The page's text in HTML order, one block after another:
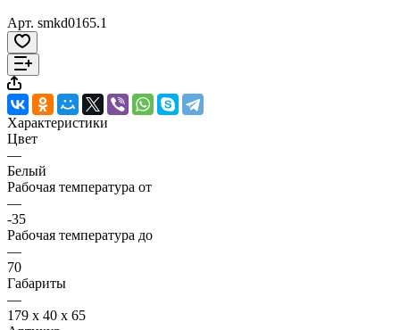
Арт. smkd0165.1
Характеристики
Цвет
—
Белый
Рабочая температура от
—
-35
Рабочая температура до
—
70
Габариты
—
179 х 40 х 65